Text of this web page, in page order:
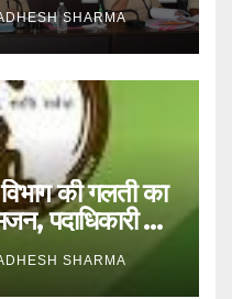
SHARMA
की गलती का
पदाधिकारी और
SHARMA